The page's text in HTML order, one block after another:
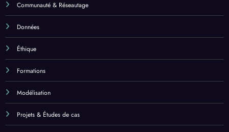
Communauté & Réseautage
Données
Éthique
Formations
Modélisation
Projets & Études de cas